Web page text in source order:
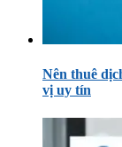
Nên thuê
vị uy tín